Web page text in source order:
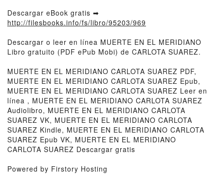
Descargar eBook gratis ➡
http://filesbooks.info/fs/libro/95203/969
Descargar o leer en línea MUERTE EN EL MERIDIANO
Libro gratuito (PDF ePub Mobi) de CARLOTA SUAREZ.
MUERTE EN EL MERIDIANO CARLOTA SUAREZ PDF,
MUERTE EN EL MERIDIANO CARLOTA SUAREZ Epub,
MUERTE EN EL MERIDIANO CARLOTA SUAREZ Leer en
línea , MUERTE EN EL MERIDIANO CARLOTA SUAREZ
Audiolibro, MUERTE EN EL MERIDIANO CARLOTA
SUAREZ VK, MUERTE EN EL MERIDIANO CARLOTA
SUAREZ Kindle, MUERTE EN EL MERIDIANO CARLOTA
SUAREZ Epub VK, MUERTE EN EL MERIDIANO
CARLOTA SUAREZ Descargar gratis
Powered by Firstory Hosting